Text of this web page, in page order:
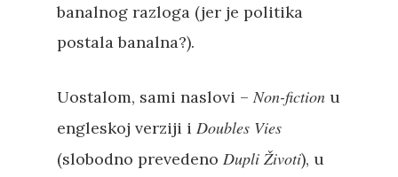
banalnog razloga (jer je politika
postala banalna?).
Uostalom, sami naslovi –Non-fiction u
engleskoj verziji i Doubles Vies
(slobodno prevedeno Dupli Životi), u